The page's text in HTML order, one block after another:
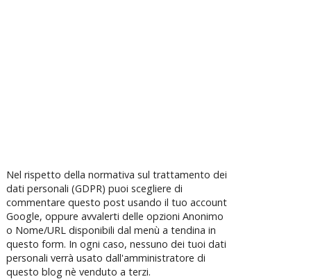
Nel rispetto della normativa sul trattamento dei
dati personali (GDPR) puoi scegliere di
commentare questo post usando il tuo account
Google, oppure avvalerti delle opzioni Anonimo
o Nome/URL disponibili dal menù a tendina in
questo form. In ogni caso, nessuno dei tuoi dati
personali verrà usato dall'amministratore di
questo blog nè venduto a terzi.